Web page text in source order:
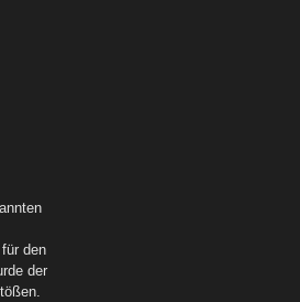
den
der